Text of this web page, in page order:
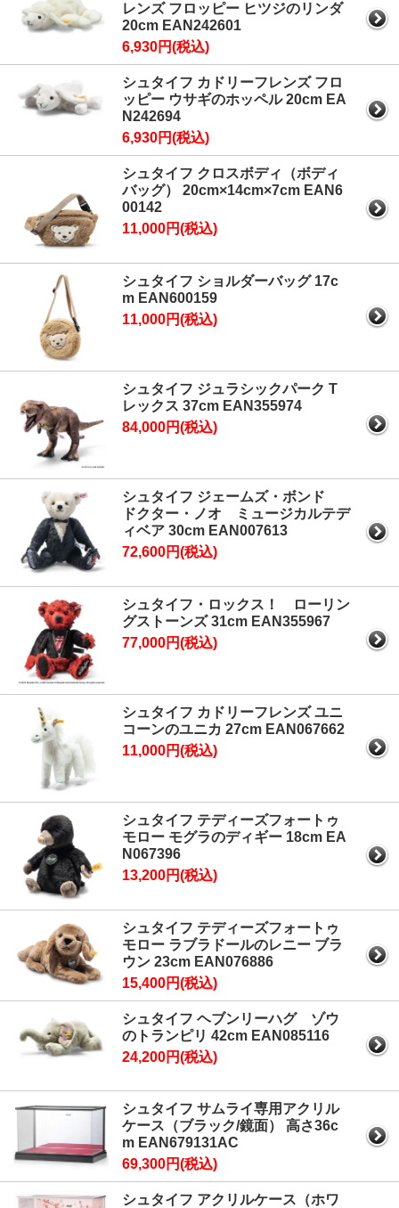
レンズ フロッピー ヒツジのリンダ
20cm EAN242601
6,930円(税込)
シュタイフ カドリーフレンズ フロ
ッピー ウサギのホッペル 20cm EA
N242694
6,930円(税込)
シュタイフ クロスボディ（ボディ
バッグ） 20cm×14cm×7cm EAN6
00142
11,000円(税込)
シュタイフ ショルダーバッグ 17c
m EAN600159
11,000円(税込)
シュタイフ ジュラシックパーク T
レックス 37cm EAN355974
84,000円(税込)
シュタイフ ジェームズ・ボンド
ドクター・ノオ ミュージカルテデ
ィベア 30cm EAN007613
72,600円(税込)
シュタイフ・ロックス！ ローリン
グストーンズ 31cm EAN355967
77,000円(税込)
シュタイフ カドリーフレンズ ユニ
コーンのユニカ 27cm EAN067662
11,000円(税込)
シュタイフ テディーズフォートゥ
モロー モグラのディギー 18cm EA
N067396
13,200円(税込)
シュタイフ テディーズフォートゥ
モロー ラブラドールのレニー ブラ
ウン 23cm EAN076886
15,400円(税込)
シュタイフ ヘブンリーハグ ゾウ
のトランピリ 42cm EAN085116
24,200円(税込)
シュタイフ サムライ専用アクリル
ケース（ブラック/鏡面） 高さ36c
m EAN679131AC
69,300円(税込)
シュタイフ アクリルケース（ホワ